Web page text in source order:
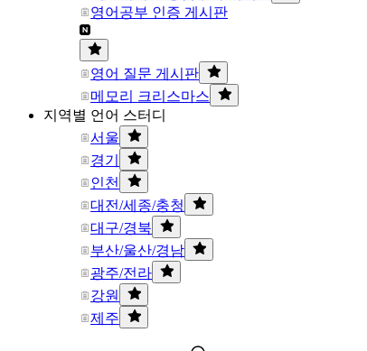
영어공부 인증 게시판
영어 질문 게시판
메모리 크리스마스
지역별 언어 스터디
서울
경기
인천
대전/세종/충청
대구/경북
부산/울산/경남
광주/전라
강원
제주